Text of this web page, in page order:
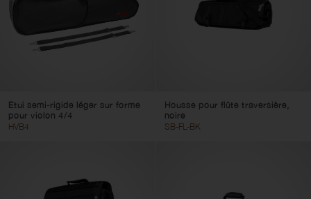
Etui semi-rigide léger sur forme
pour violon 4/4
HVB4
Housse pour flûte traversière,
noire
SB-FL-BK